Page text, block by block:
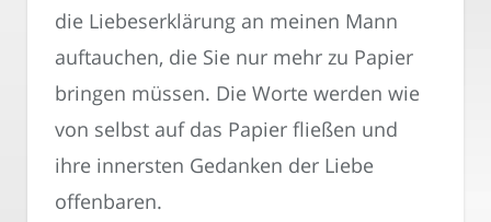
die Liebeserklärung an meinen Mann
auftauchen, die Sie nur mehr zu Papier
bringen müssen. Die Worte werden wie
von selbst auf das Papier fließen und
ihre innersten Gedanken der Liebe
offenbaren.